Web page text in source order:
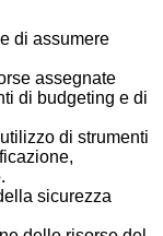
di assumere
assegnate
di budgeting e di
di strumenti
sicurezza